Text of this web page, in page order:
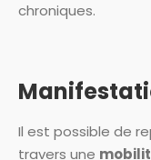
chroniques.
Il est possible de
travers une